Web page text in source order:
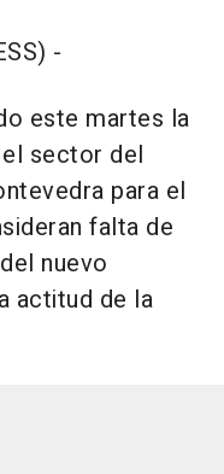
-
este martes la
sector del
para el
falta de
nuevo
actitud de la